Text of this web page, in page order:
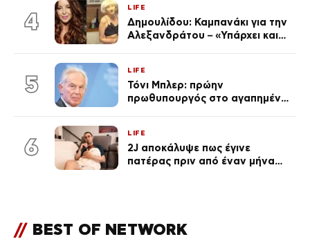
(φωτογραφίες)
4
LIFE
Δημουλίδου: Καμπανάκι για την
Αλεξανδράτου – «Υπάρχει και
5
LIFE
Τόνι Μπλερ: πρώην
πρωθυπουργός στο αγαπημένο
6
LIFE
2J αποκάλυψε πως έγινε
πατέρας πριν από έναν μήνα
// BEST OF NETWORK